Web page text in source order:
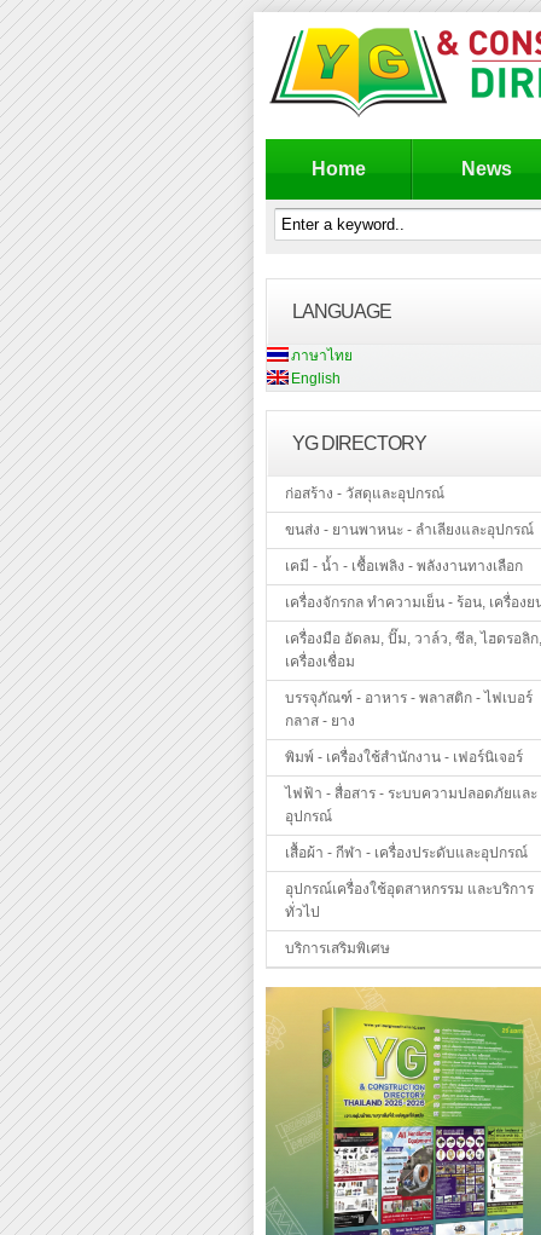
Home News
LANGUAGE
ภาษาไทย
English
YG DIRECTORY
ก่อสร้าง - วัสดุและอุปกรณ์
ขนส่ง - ยานพาหนะ - ลำเลียงและอุปกรณ์
เคมี - น้ำ - เชื้อเพลิง - พลังงานทางเลือก
เครื่องจักรกล ทำความเย็น - ร้อน, เครื่องย
เครื่องมือ อัดลม, ปั๊ม, วาล์ว, ซีล, ไฮดรอลิก,
เครื่องเชื่อม
บรรจุภัณฑ์ - อาหาร - พลาสติก - ไฟเบอร์
กลาส - ยาง
พิมพ์ - เครื่องใช้สำนักงาน - เฟอร์นิเจอร์
ไฟฟ้า - สื่อสาร - ระบบความปลอดภัยและ
อุปกรณ์
เสื้อผ้า - กีฬา - เครื่องประดับและอุปกรณ์
อุปกรณ์เครื่องใช้อุตสาหกรรม และบริการ
ทั่วไป
บริการเสริมพิเศษ